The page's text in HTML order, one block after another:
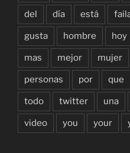
del día está
gusta hombre hoy
mas mejor mujer
personas por que
todo twitter una
video you your